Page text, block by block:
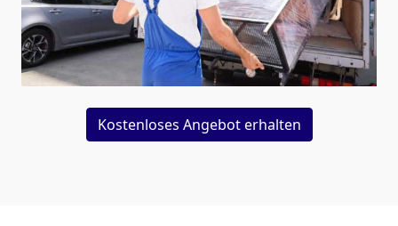
Kostenloses Angebot erhalten